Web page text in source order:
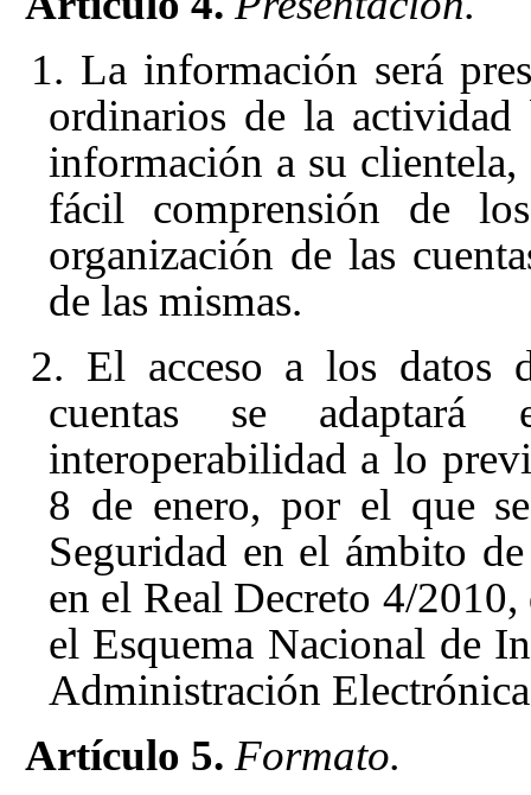
1. La información será
ordinarios de la
información a su
fácil comprensión de
organización de las
de las mismas.
2. El acceso a los datos
cuentas se
interoperabilidad a lo
8 de enero, por el que
Seguridad en el ámbito
en el Real Decreto 4/
el Esquema Nacional de
Administración
Artículo 5. Formato.